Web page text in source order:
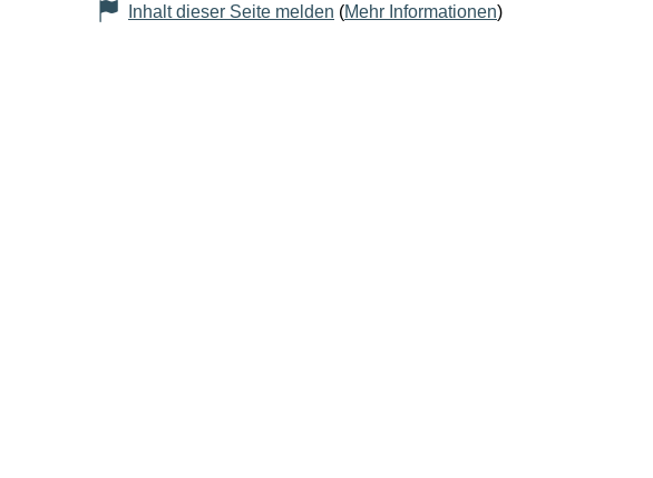
Inhalt dieser Seite melden (Mehr Informationen)